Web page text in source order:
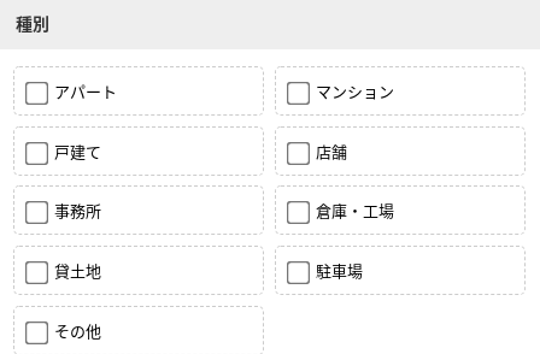
種別
アパート マンション
戸建て 店舗
事務所 倉庫・工場
貸土地 駐車場
その他